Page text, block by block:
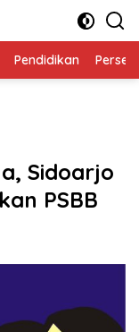
Pendidikan
Sidoarjo
PSBB